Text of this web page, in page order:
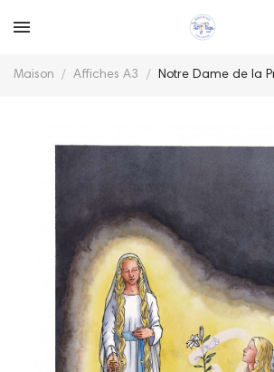
Maison Affiches A3 Notre Dame de la